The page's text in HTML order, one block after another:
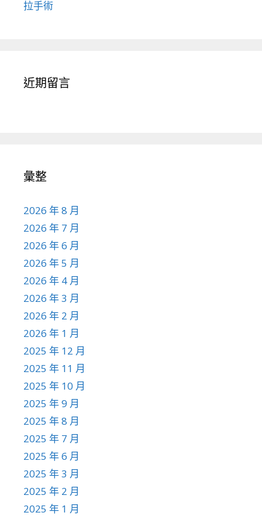
拉手術
近期留言
彙整
2026 年 8 月
2026 年 7 月
2026 年 6 月
2026 年 5 月
2026 年 4 月
2026 年 3 月
2026 年 2 月
2026 年 1 月
2025 年 12 月
2025 年 11 月
2025 年 10 月
2025 年 9 月
2025 年 8 月
2025 年 7 月
2025 年 6 月
2025 年 3 月
2025 年 2 月
2025 年 1 月